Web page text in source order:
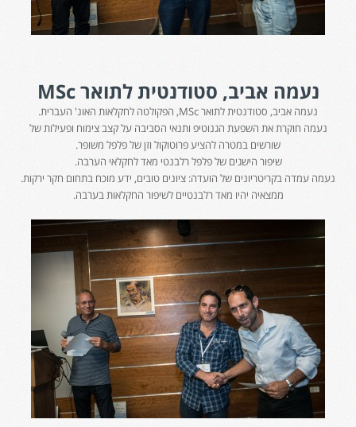
נעמה אביב, סטודנטית לתוארMSc
נעמה אביב, סטודנטית לתואר MSc, הפקולטה לחקלאות האונ' העברית.
נעמה חוקרת את השפעת הגנוטיפ ותנאי הסביבה על קצב צימוח ופעילות של
שורשים במטרה להציע פרוטוקול וזן של פלפל משופר.
שיפור הישגים של פלפל רלבנטי מאד לחקלאי הערבה.
נעמה עמדה בקריטריונים של הועדה: ציונים טובים, ידע מוכח בתחום חקר ירקות.
ממצאיה יהיו מאד רלבנטיים לשיפור החקלאות בערבה.